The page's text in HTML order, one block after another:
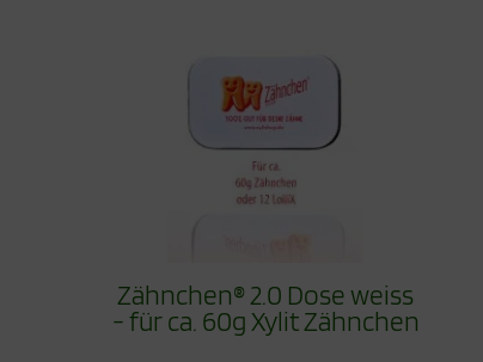
Zähnchen® 2.0 Dose weiss
- für ca. 60g Xylit Zähnchen